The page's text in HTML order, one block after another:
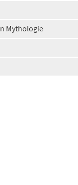
Mythologie